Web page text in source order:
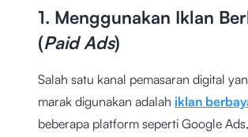
1. Menggunakan Iklan
(Paid Ads)
Salah satu kanal pemasaran digital
marak digunakan adalah iklan
beberapa platform seperti Google